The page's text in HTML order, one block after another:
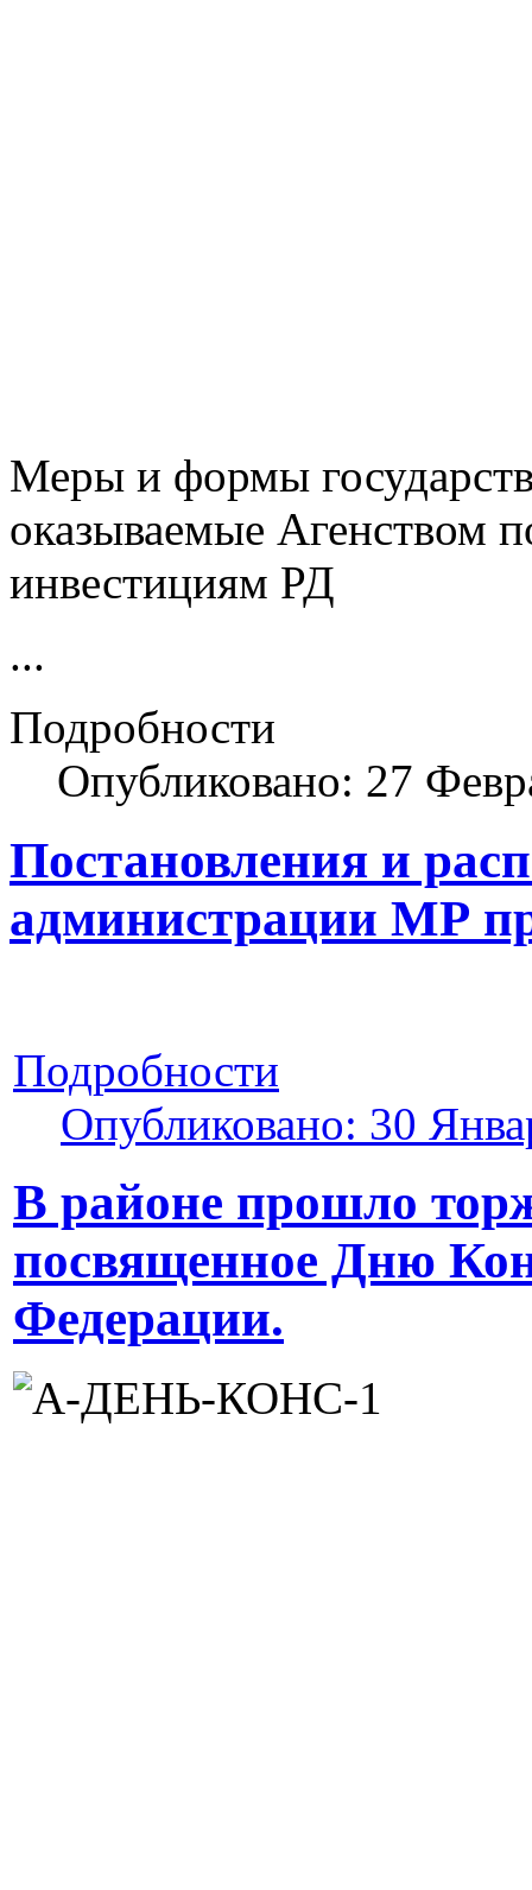
Меры и формы
оказываемые Агенством
инвестициям РД
...
Подробности
Опубликовано: 27
Постановления и
администрации МР
Подробности
Опубликовано: 30
В районе прошло
посвященное Дню
Федерации.